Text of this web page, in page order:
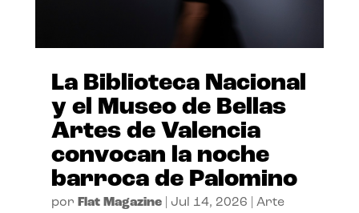
La Biblioteca Nacional
y el Museo de Bellas
Artes de Valencia
convocan la noche
barroca de Palomino
por Flat Magazine| Jul 14, 2026 Arte